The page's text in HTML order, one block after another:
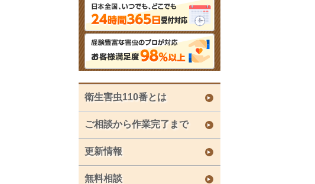
衛生害虫110番とは
ご相談から作業完了まで
更新情報
無料相談